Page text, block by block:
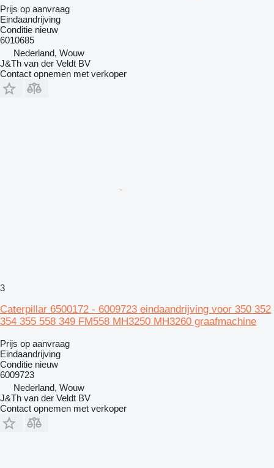
Prijs op aanvraag
Eindaandrijving
Conditie nieuw
6010685
Nederland, Wouw
J&Th van der Veldt BV
Contact opnemen met verkoper
3
Caterpillar 6500172 - 6009723 eindaandrijving voor 350 352
354 355 558 349 FM558 MH3250 MH3260 graafmachine
Prijs op aanvraag
Eindaandrijving
Conditie nieuw
6009723
Nederland, Wouw
J&Th van der Veldt BV
Contact opnemen met verkoper